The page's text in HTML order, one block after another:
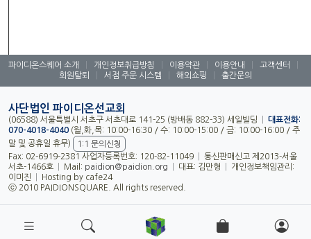
파이디온스퀘어 소개 개인정보취급방침 이용약관 이용안내 고객센터
회원탈퇴
서점 주문 시스템 해외쇼핑 출간문의
사단법인 파이디온선교회
(06588) 서울특별시 서초구 서초대로 141-25 (방배동 882-33) 세일빌딩
대표전화:
070-4018-4040 (월,화,목: 10:00-16:30 / 수: 10:00-15:00 / 금: 10:00-16:00 / 주
말 및 공휴일 휴무)
1:1 문의신청
Fax: 02-6919-2381 사업자등록번호: 120-82-11049
통신판매신고 제2013-서울
서초-1466호
Mail: paidion@paidion.org 대표: 김만형
개인정보책임관리:
이미진
Hosting by cafe24
ⓒ 2010 PAIDIONSQUARE. All rights reserved.